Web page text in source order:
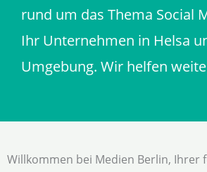
rund um das Thema Social
Ihr Unternehmen in Helsa
Umgebung. Wir helfen
Willkommen bei Medien Berlin, Ihrer